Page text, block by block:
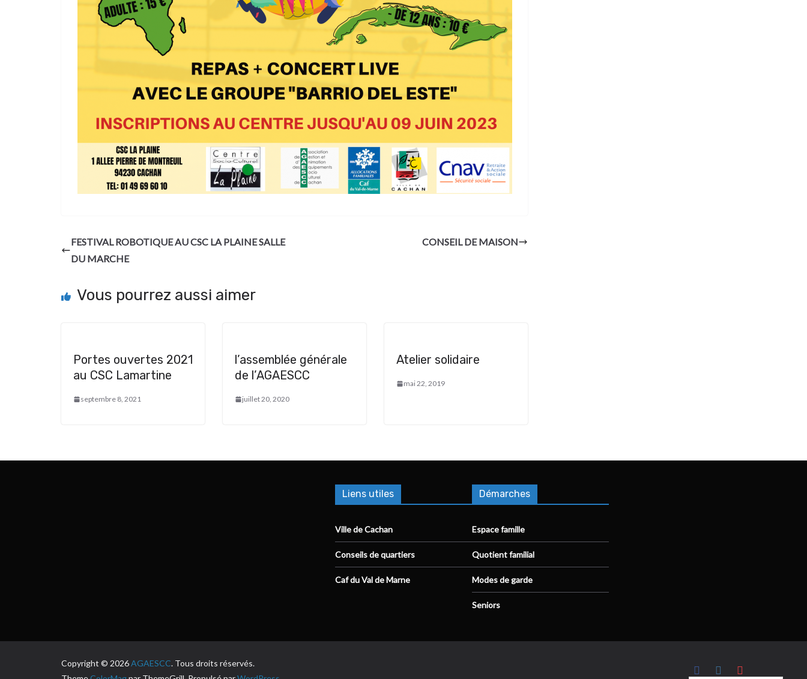
FESTIVAL ROBOTIQUE AU CSC LA PLAINE SALLE
DU MARCHE
CONSEIL DE MAISON
Vous pourrez aussi aimer
Portes ouvertes 2021
au CSC Lamartine
septembre 8, 2021
l’assemblée générale
de l’AGAESCC
juillet 20, 2020
Atelier solidaire
mai 22, 2019
Liens utiles
Ville de Cachan
Conseils de quartiers
Caf du Val de Marne
Démarches
Espace famille
Quotient familial
Modes de garde
Seniors
Copyright © 2026AGAESCC. Tous droits réservés.